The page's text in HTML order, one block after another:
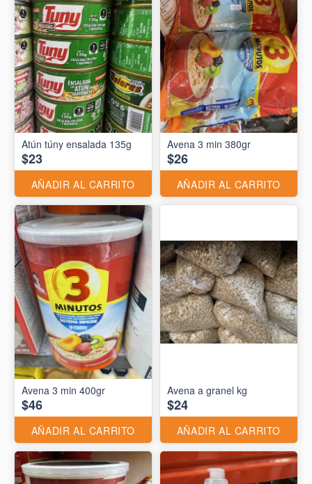
Atún túny ensalada 135g
$23
AÑADIR AL CARRITO
Avena 3 min 380gr
$26
AÑADIR AL CARRITO
Avena 3 min 400gr
$46
AÑADIR AL CARRITO
Avena a granel kg
$24
AÑADIR AL CARRITO